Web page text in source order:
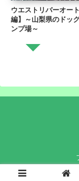
ウエストリバーオー
編】～山梨県のドッ
ンプ場～